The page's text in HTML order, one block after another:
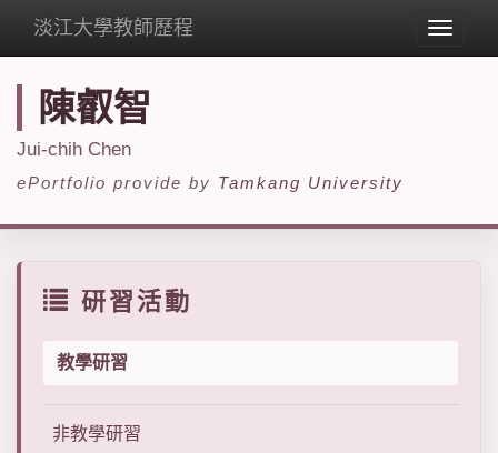
Toggle
淡江大學教師歷程
陳叡智
Jui-chih Chen
ePortfolio provide by Tamkang University
研習活動
教學研習
非教學研習